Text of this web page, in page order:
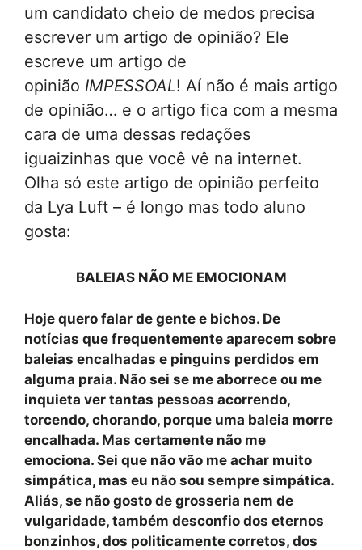
um candidato cheio de medos precisa
escrever um artigo de opinião? Ele
escreve um artigo de
opinião IMPESSOAL! Aí não é mais artigo
de opinião… e o artigo fica com a mesma
cara de uma dessas redações
iguaizinhas que você vê na internet.
Olha só este artigo de opinião perfeito
da Lya Luft – é longo mas todo aluno
gosta:
BALEIAS NÃO ME EMOCIONAM
Hoje quero falar de gente e bichos. De
notícias que frequentemente aparecem sobre
baleias encalhadas e pinguins perdidos em
alguma praia. Não sei se me aborrece ou me
inquieta ver tantas pessoas acorrendo,
torcendo, chorando, porque uma baleia morre
encalhada. Mas certamente não me
emociona. Sei que não vão me achar muito
simpática, mas eu não sou sempre simpática.
Aliás, se não gosto de grosseria nem de
vulgaridade, também desconfio dos eternos
bonzinhos, dos politicamente corretos, dos